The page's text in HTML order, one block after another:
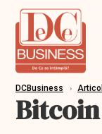
DCBusiness ›